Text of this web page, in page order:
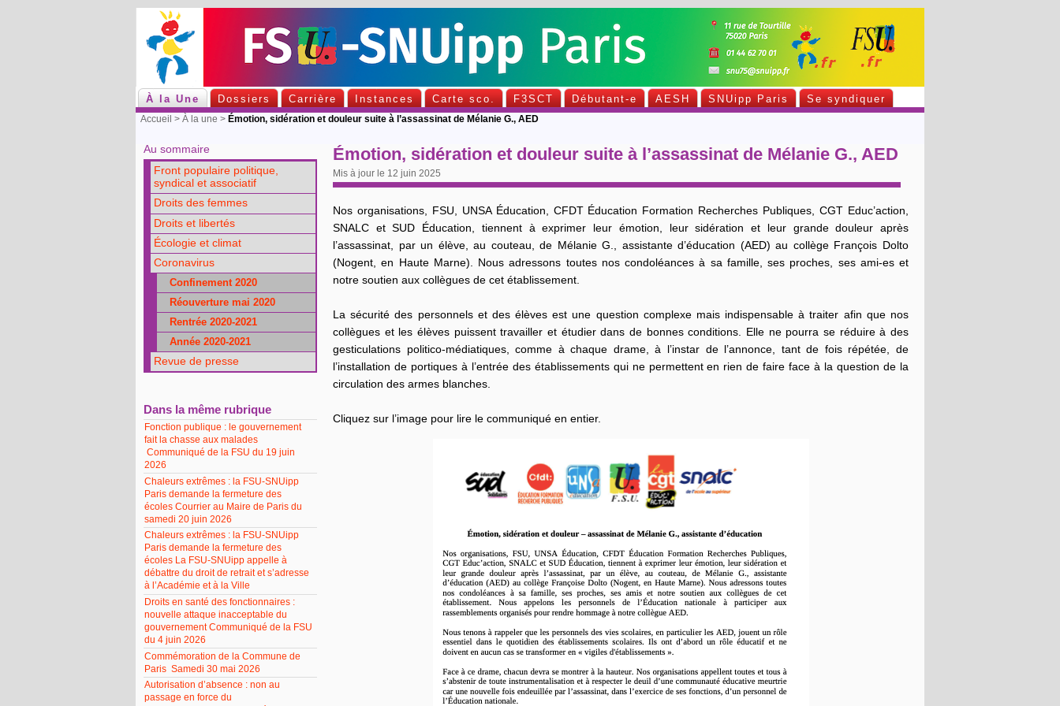
À la Une Dossiers Carrière Instances Carte sco. F3SCT Débutant-e AESH SNUipp Paris Se syndiquer
Accueil >À la une > Émotion, sidération et douleur suite à l’assassinat de Mélanie G., AED
Au sommaire
Front populaire politique,
syndical et associatif
Droits des femmes
Droits et libertés
Écologie et climat
Coronavirus
Confinement 2020
Réouverture mai 2020
Rentrée 2020-2021
Année 2020-2021
Revue de presse
Dans la même rubrique
Fonction publique : le gouvernement
fait la chasse aux malades
Communiqué de la FSU du 19 juin
2026
Chaleurs extrêmes : la FSU-SNUipp
Paris demande la fermeture des
écoles Courrier au Maire de Paris du
samedi 20 juin 2026
Chaleurs extrêmes : la FSU-SNUipp
Paris demande la fermeture des
écoles La FSU-SNUipp appelle à
débattre du droit de retrait et s’adresse
à l’Académie et à la Ville
Droits en santé des fonctionnaires :
nouvelle attaque inacceptable du
gouvernement Communiqué de la FSU
du 4 juin 2026
Commémoration de la Commune de
Paris Samedi 30 mai 2026
Autorisation d’absence : non au
passage en force du
Émotion, sidération et douleur suite à l’assassinat de Mélanie G., AED
Mis à jour le 12 juin 2025
Nos organisations, FSU, UNSA Éducation, CFDT Éducation Formation Recherches Publiques, CGT Educ’action,
SNALC et SUD Éducation, tiennent à exprimer leur émotion, leur sidération et leur grande douleur après
l’assassinat, par un élève, au couteau, de Mélanie G., assistante d’éducation (AED) au collège François Dolto
(Nogent, en Haute Marne). Nous adressons toutes nos condoléances à sa famille, ses proches, ses ami-es et
notre soutien aux collègues de cet établissement.
La sécurité des personnels et des élèves est une question complexe mais indispensable à traiter afin que nos
collègues et les élèves puissent travailler et étudier dans de bonnes conditions. Elle ne pourra se réduire à des
gesticulations politico-médiatiques, comme à chaque drame, à l’instar de l’annonce, tant de fois répétée, de
l’installation de portiques à l’entrée des établissements qui ne permettent en rien de faire face à la question de la
circulation des armes blanches.
Cliquez sur l’image pour lire le communiqué en entier.